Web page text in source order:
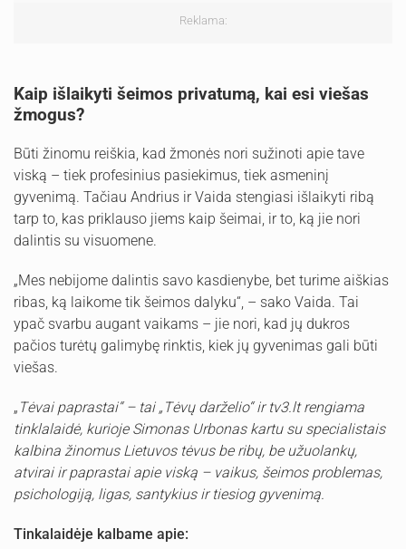
Reklama:
Kaip išlaikyti šeimos privatumą, kai esi viešas
žmogus?
Būti žinomu reiškia, kad žmonės nori sužinoti apie tave
viską – tiek profesinius pasiekimus, tiek asmeninį
gyvenimą. Tačiau Andrius ir Vaida stengiasi išlaikyti ribą
tarp to, kas priklauso jiems kaip šeimai, ir to, ką jie nori
dalintis su visuomene.
„Mes nebijome dalintis savo kasdienybe, bet turime aiškias
ribas, ką laikome tik šeimos dalyku“, – sako Vaida. Tai
ypač svarbu augant vaikams – jie nori, kad jų dukros
pačios turėtų galimybę rinktis, kiek jų gyvenimas gali būti
viešas.
„ Tėvai paprastai“ – tai „Tėvų darželio“ ir tv3.lt rengiama
tinklalaidė, kurioje Simonas Urbonas kartu su specialistais
kalbina žinomus Lietuvos tėvus be ribų, be užuolankų,
atvirai ir paprastai apie viską – vaikus, šeimos problemas,
psichologiją, ligas, santykius ir tiesiog gyvenimą.
Tinkalaidėje kalbame apie: